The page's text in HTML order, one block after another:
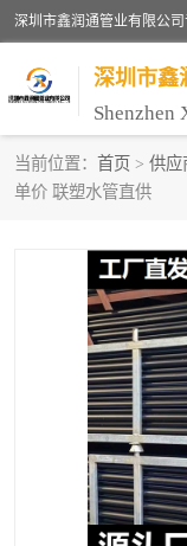
深圳市鑫
当前位置： 首页 > 供应
单价 联塑水管直供
HDPE管材给水管
HDPE双壁波纹管
UPVC电力通讯管
联塑PVC管
联塑PE管